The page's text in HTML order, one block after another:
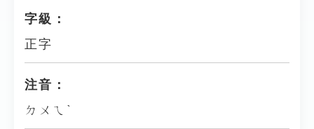
字級：
正字
注音：
ㄉㄨㄟˋ